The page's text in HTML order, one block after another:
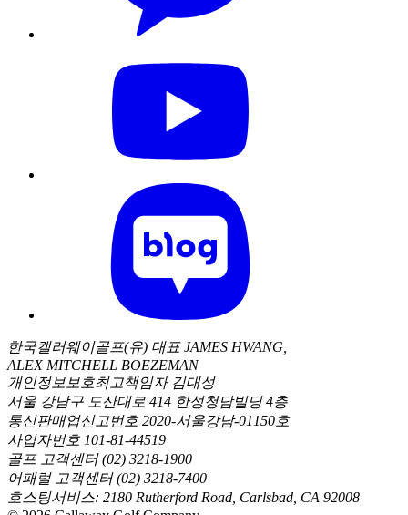
한국캘러웨이골프(유) 대표 JAMES HWANG,
ALEX MITCHELL BOEZEMAN
개인정보보호최고책임자 김대성
서울 강남구 도산대로 414 한성청담빌딩 4층
통신판매업신고번호 2020-서울강남-01150호
사업자번호 101-81-44519
골프 고객센터 (02) 3218-1900
어패럴 고객센터 (02) 3218-7400
호스팅서비스: 2180 Rutherford Road, Carlsbad, CA 92008